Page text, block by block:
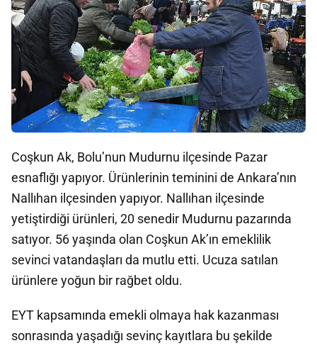
Coşkun Ak, Bolu’nun Mudurnu ilçesinde Pazar
esnaflığı yapıyor. Ürünlerinin teminini de Ankara’nın
Nallıhan ilçesinden yapıyor. Nallıhan ilçesinde
yetiştirdiği ürünleri, 20 senedir Mudurnu pazarında
satıyor. 56 yaşında olan Coşkun Ak’ın emeklilik
sevinci vatandaşları da mutlu etti. Ucuza satılan
ürünlere yoğun bir rağbet oldu.
EYT kapsamında emekli olmaya hak kazanması
sonrasında yaşadığı sevinç kayıtlara bu şekilde